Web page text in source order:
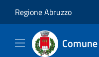
Regione Abruzzo